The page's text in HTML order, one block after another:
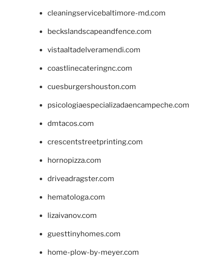
cleaningservicebaltimore-md.com
beckslandscapeandfence.com
vistaaltadelveramendi.com
coastlinecateringnc.com
cuesburgershouston.com
psicologiaespecializadaencampeche.com
dmtacos.com
crescentstreetprinting.com
hornopizza.com
driveadragster.com
hematologa.com
lizaivanov.com
guesttinyhomes.com
home-plow-by-meyer.com